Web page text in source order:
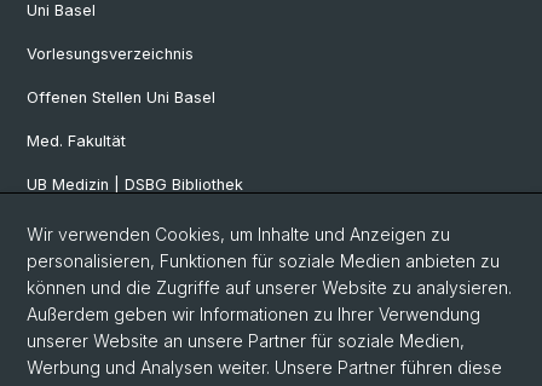
Uni Basel
Vorlesungsverzeichnis
Offenen Stellen Uni Basel
Med. Fakultät
UB Medizin | DSBG Bibliothek
Social Media
Facebook
Wir verwenden Cookies, um Inhalte und Anzeigen zu
personalisieren, Funktionen für soziale Medien anbieten zu
können und die Zugriffe auf unserer Website zu analysieren.
Außerdem geben wir Informationen zu Ihrer Verwendung
unserer Website an unsere Partner für soziale Medien,
Werbung und Analysen weiter. Unsere Partner führen diese